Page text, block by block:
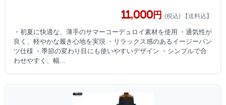
11,000円 (税込) 【送料込】
・初夏に快適な、薄手のサマーコーデュロイ素材を使用 ・通気性が
良く、軽やかな履き心地を実現 ・リラックス感のあるイージーパン
ツ仕様 ・季節の変わり目にも使いやすいデザイン ・シンプルで合
わせやすく、幅...